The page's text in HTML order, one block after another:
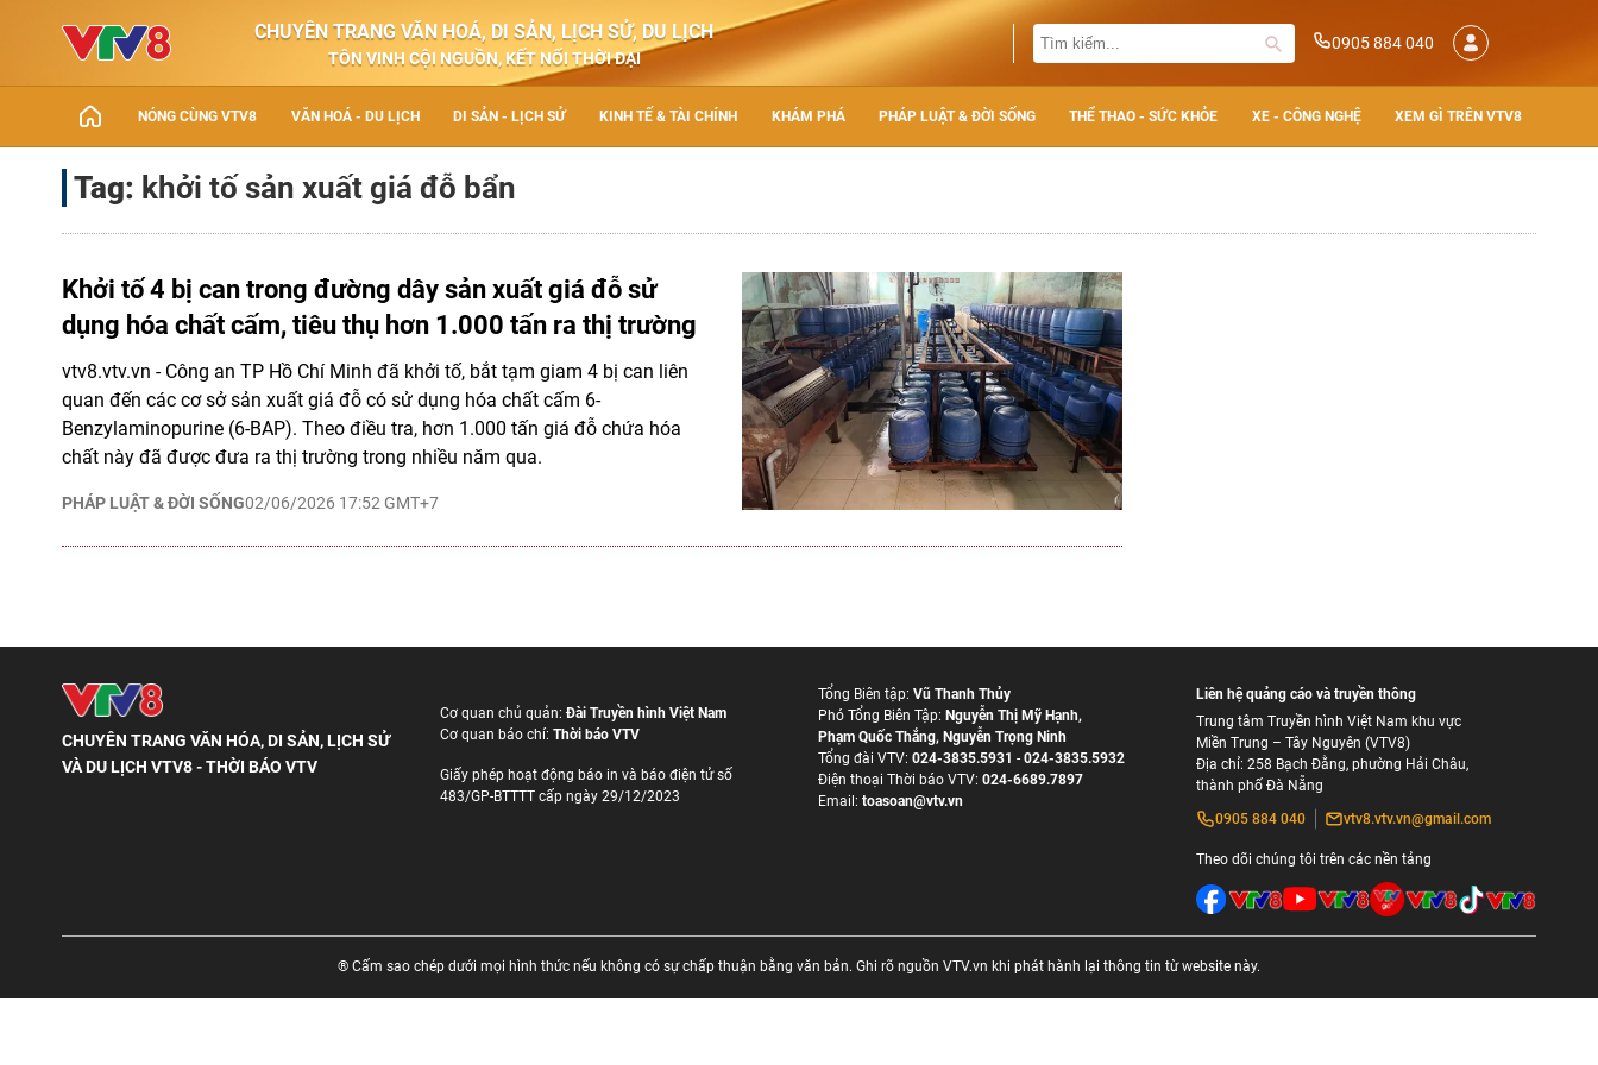
CHUYÊN TRANG VĂN HOÁ, DI SẢN, LỊCH SỬ, DU LỊCH
TÔN VINH CỘI NGUỒN, KẾT NỐI THỜI ĐẠI
0905 884 040
NÓNG CÙNG VTV8 VĂN HOÁ - DU LỊCH DI SẢN - LỊCH SỬ KINH TẾ & TÀI CHÍNH KHÁM PHÁ PHÁP LUẬT & ĐỜI SỐNG THỂ THAO - SỨC KHỎE XE - CÔNG NGHỆ XEM GÌ TRÊN VTV8
Tag: khởi tố sản xuất giá đỗ bẩn
Khởi tố 4 bị can trong đường dây sản xuất giá đỗ sử
dụng hóa chất cấm, tiêu thụ hơn 1.000 tấn ra thị trường
PHÁP LUẬT & ĐỜI SỐNG02/06/2026 17:52 GMT+7
vtv8.vtv.vn - Công an TP Hồ Chí Minh đã khởi tố, bắt tạm giam 4 bị can liên
quan đến các cơ sở sản xuất giá đỗ có sử dụng hóa chất cấm 6-
Benzylaminopurine (6-BAP). Theo điều tra, hơn 1.000 tấn giá đỗ chứa hóa
chất này đã được đưa ra thị trường trong nhiều năm qua.
CHUYÊN TRANG VĂN HÓA, DI SẢN, LỊCH SỬ
VÀ DU LỊCH VTV8 - THỜI BÁO VTV
Cơ quan chủ quản:Đài Truyền hình Việt Nam
Cơ quan báo chí: Thời báo VTV
Giấy phép hoạt động báo in và báo điện tử số
483/GP-BTTTT cấp ngày 29/12/2023
Tổng Biên tập: Vũ Thanh Thủy
Phó Tổng Biên Tập: Nguyễn Thị Mỹ Hạnh,
Phạm Quốc Thắng, Nguyễn Trọng Ninh
Tổng đài VTV: 024-3835.5931 - 024-3835.5932
Ðiện thoại Thời báo VTV: 024-6689.7897
Email: toasoan@vtv.vn
Liên hệ quảng cáo và truyền thông
Trung tâm Truyền hình Việt Nam khu vực
Miền Trung – Tây Nguyên (VTV8)
Địa chỉ: 258 Bạch Đằng, phường Hải Châu,
thành phố Đà Nẵng
0905 884 040
vtv8.vtv.vn@gmail.com
Theo dõi chúng tôi trên các nền tảng
® Cấm sao chép dưới mọi hình thức nếu không có sự chấp thuận bằng văn bản. Ghi rõ nguồn VTV.vn khi phát hành lại thông tin từ website này.